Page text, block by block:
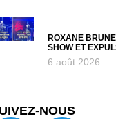
ROXANE
SHOW ET
6 août 2026
NOUS